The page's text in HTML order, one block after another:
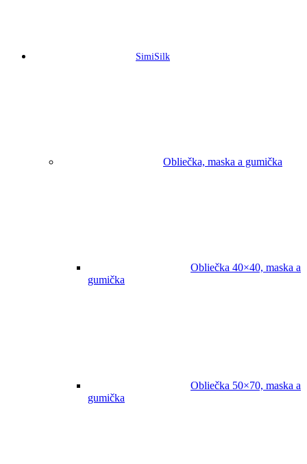
SimiSilk
Obliečka, maska a gumička
Obliečka 40×40, maska a
gumička
Obliečka 50×70, maska a
gumička